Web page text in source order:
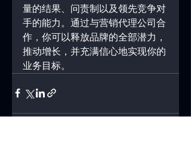
量的结果、问责制以及领先竞争对
手的能力。通过与营销代理公司合
作，你可以释放品牌的全部潜力，
推动增长，并充满信心地实现你的
业务目标。